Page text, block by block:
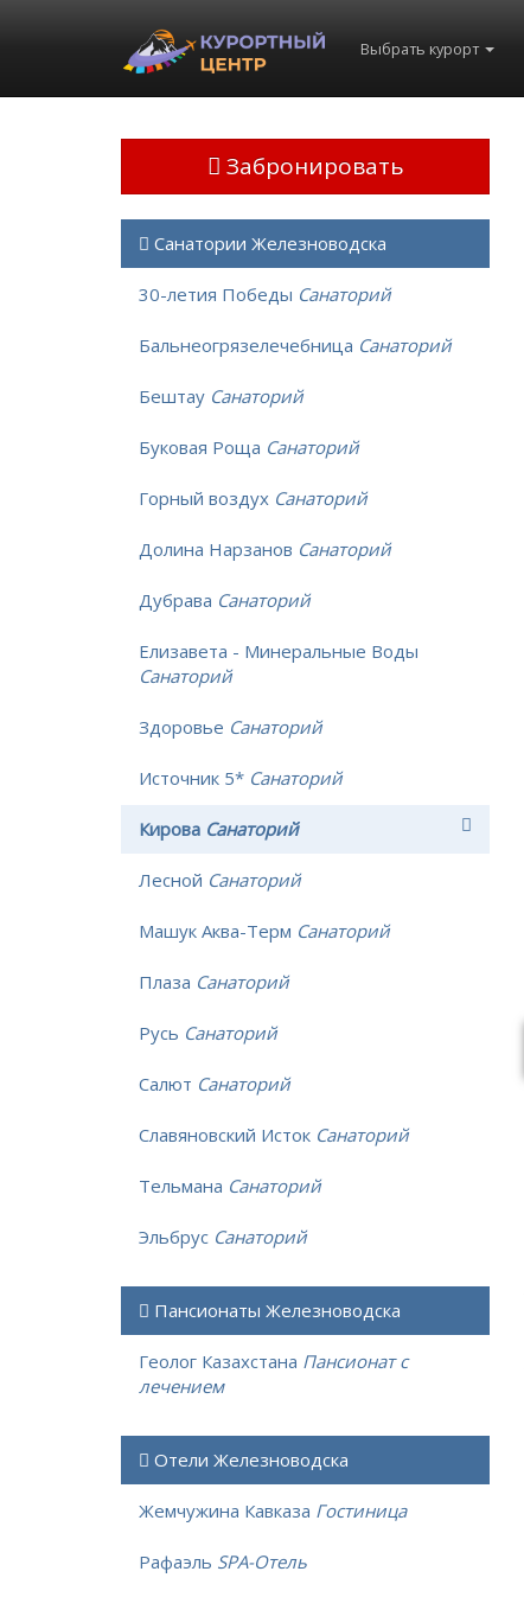
Выбрать курорт
Забронировать
Санатории Железноводска
30-летия Победы Санаторий
Бальнеогрязелечебница Санаторий
Бештау Санаторий
Буковая Роща Санаторий
Горный воздух Санаторий
Долина Нарзанов Санаторий
Дубрава Санаторий
Елизавета - Минеральные Воды
Санаторий
Здоровье Санаторий
Источник 5* Санаторий
Кирова Санаторий
Лесной Санаторий
Машук Аква-Терм Санаторий
Плаза Санаторий
Русь Санаторий
Салют Санаторий
Славяновский Исток Санаторий
Тельмана Санаторий
Эльбрус Санаторий
Пансионаты Железноводска
Геолог Казахстана Пансионат с
лечением
Отели Железноводска
Жемчужина Кавказа Гостиница
Рафаэль SPA-Отель